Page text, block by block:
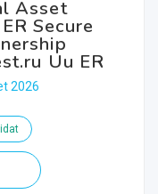
Asset
Secure
Uu ER
2026